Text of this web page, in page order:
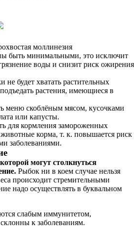
моллинезия
быть минимальными, это исключит
воды и снизит риск ожирения
не будет хватать растительных
растения, имеющиеся в
меню скоблёным мясом, кусочками
или капусты.
для кормления замороженных
корма, т. к. повышается риск
заболеваниями.
могут столкнуться
Рыбок ни в коем случае нельзя
происходит стремительными
надо осуществлять в буквальном
слабым иммунитетом,
к заболеваниям.